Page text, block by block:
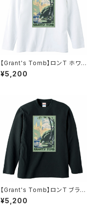
【Grant's Tomb】ロンT ホワイ
ト ユニセックス
¥5,200
【Grant's Tomb】ロンT ブラッ
ク ユニセックス
¥5,200